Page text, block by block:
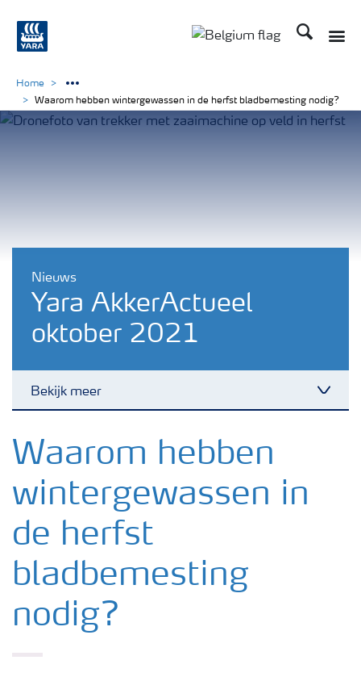
Zoek op
Nieuws
Yara AkkerActueel
oktober 2021
Bekijk meer
Nieuwsbrieven
Gewassen
Meststoffen
Home
Waarom hebben wintergewassen in de herfst bladbemesting nodig?
Waarom hebben
wintergewassen in
de herfst
bladbemesting
nodig?